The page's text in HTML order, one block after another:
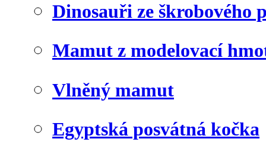
Dinosauři ze škrobového
Mamut z modelovací
Vlněný mamut
Egyptská posvátná kočka